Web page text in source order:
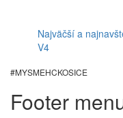
Najväčší a
V4
#MYSMEHCKOSICE
Footer